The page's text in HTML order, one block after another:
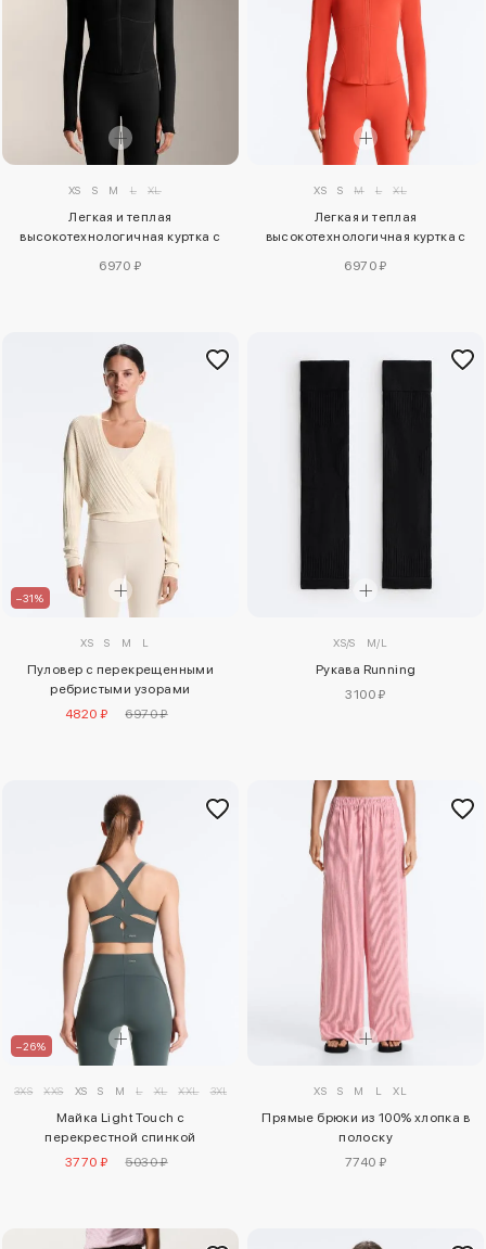
XS S M L XL
Легкая и теплая
высокотехнологичная куртка с
6970 ₽
XS S M L XL
Легкая и теплая
высокотехнологичная куртка с
6970 ₽
–31%
XS S M L
Пуловер с перекрещенными
ребристыми узорами
4820 ₽
6970 ₽
XS/S M/L
Рукава Running
3100 ₽
–26%
3XS XXS XS S M L XL XXL 3XL
Майка Light Touch с
перекрестной спинкой
3770 ₽
5030 ₽
XS S M L XL
Прямые брюки из 100% хлопка в
полоску
7740 ₽